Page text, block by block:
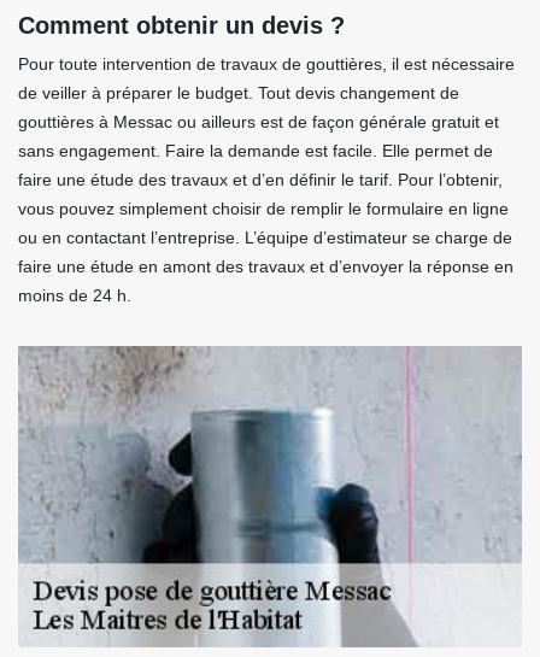
Comment obtenir un devis ?
Pour toute intervention de travaux de gouttières, il est nécessaire
de veiller à préparer le budget. Tout devis changement de
gouttières à Messac ou ailleurs est de façon générale gratuit et
sans engagement. Faire la demande est facile. Elle permet de
faire une étude des travaux et d’en définir le tarif. Pour l’obtenir,
vous pouvez simplement choisir de remplir le formulaire en ligne
ou en contactant l’entreprise. L’équipe d’estimateur se charge de
faire une étude en amont des travaux et d’envoyer la réponse en
moins de 24 h.